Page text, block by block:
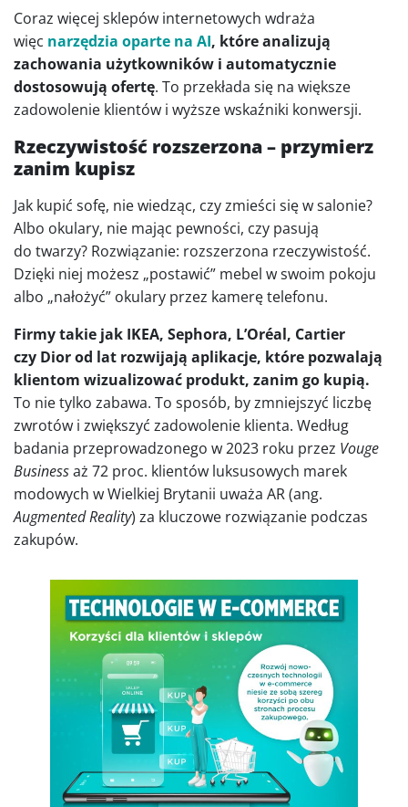
Coraz więcej sklepów internetowych wdraża
więc narzędzia oparte na AI, które analizują
zachowania użytkowników i automatycznie
dostosowują ofertę. To przekłada się na większe
zadowolenie klientów i wyższe wskaźniki konwersji.
Rzeczywistość rozszerzona – przymierz
zanim kupisz
Jak kupić sofę, nie wiedząc, czy zmieści się w salonie?
Albo okulary, nie mając pewności, czy pasują
do twarzy? Rozwiązanie: rozszerzona rzeczywistość.
Dzięki niej możesz „postawić” mebel w swoim pokoju
albo „nałożyć” okulary przez kamerę telefonu.
Firmy takie jak IKEA, Sephora, L’Oréal, Cartier
czy Dior od lat rozwijają aplikacje, które pozwalają
klientom wizualizować produkt, zanim go kupią.
To nie tylko zabawa. To sposób, by zmniejszyć liczbę
zwrotów i zwiększyć zadowolenie klienta. Według
badania przeprowadzonego w 2023 roku przez Vouge
Businessaż 72 proc. klientów luksusowych marek
modowych w Wielkiej Brytanii uważa AR (ang.
Augmented Reality) za kluczowe rozwiązanie podczas
zakupów.